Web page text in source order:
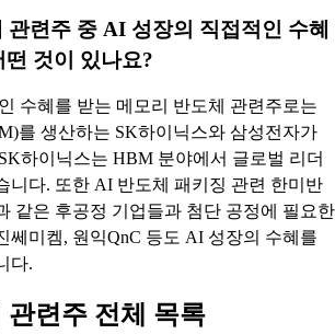
련주 중 AI 성장의 직접적인 수혜
것이 있나요?
수혜를 받는 메모리 반도체 관련주로는
를 생산하는 SK하이닉스와 삼성전자가
하이닉스는 HBM 분야에서 글로벌 리더
니다. 또한 AI 반도체 패키징 관련 한미반
같은 후공정 기업들과 첨단 공정에 필요한
쎄미켐, 원익QnC 등도 AI 성장의 수혜를
다.
관련주 전체 목록